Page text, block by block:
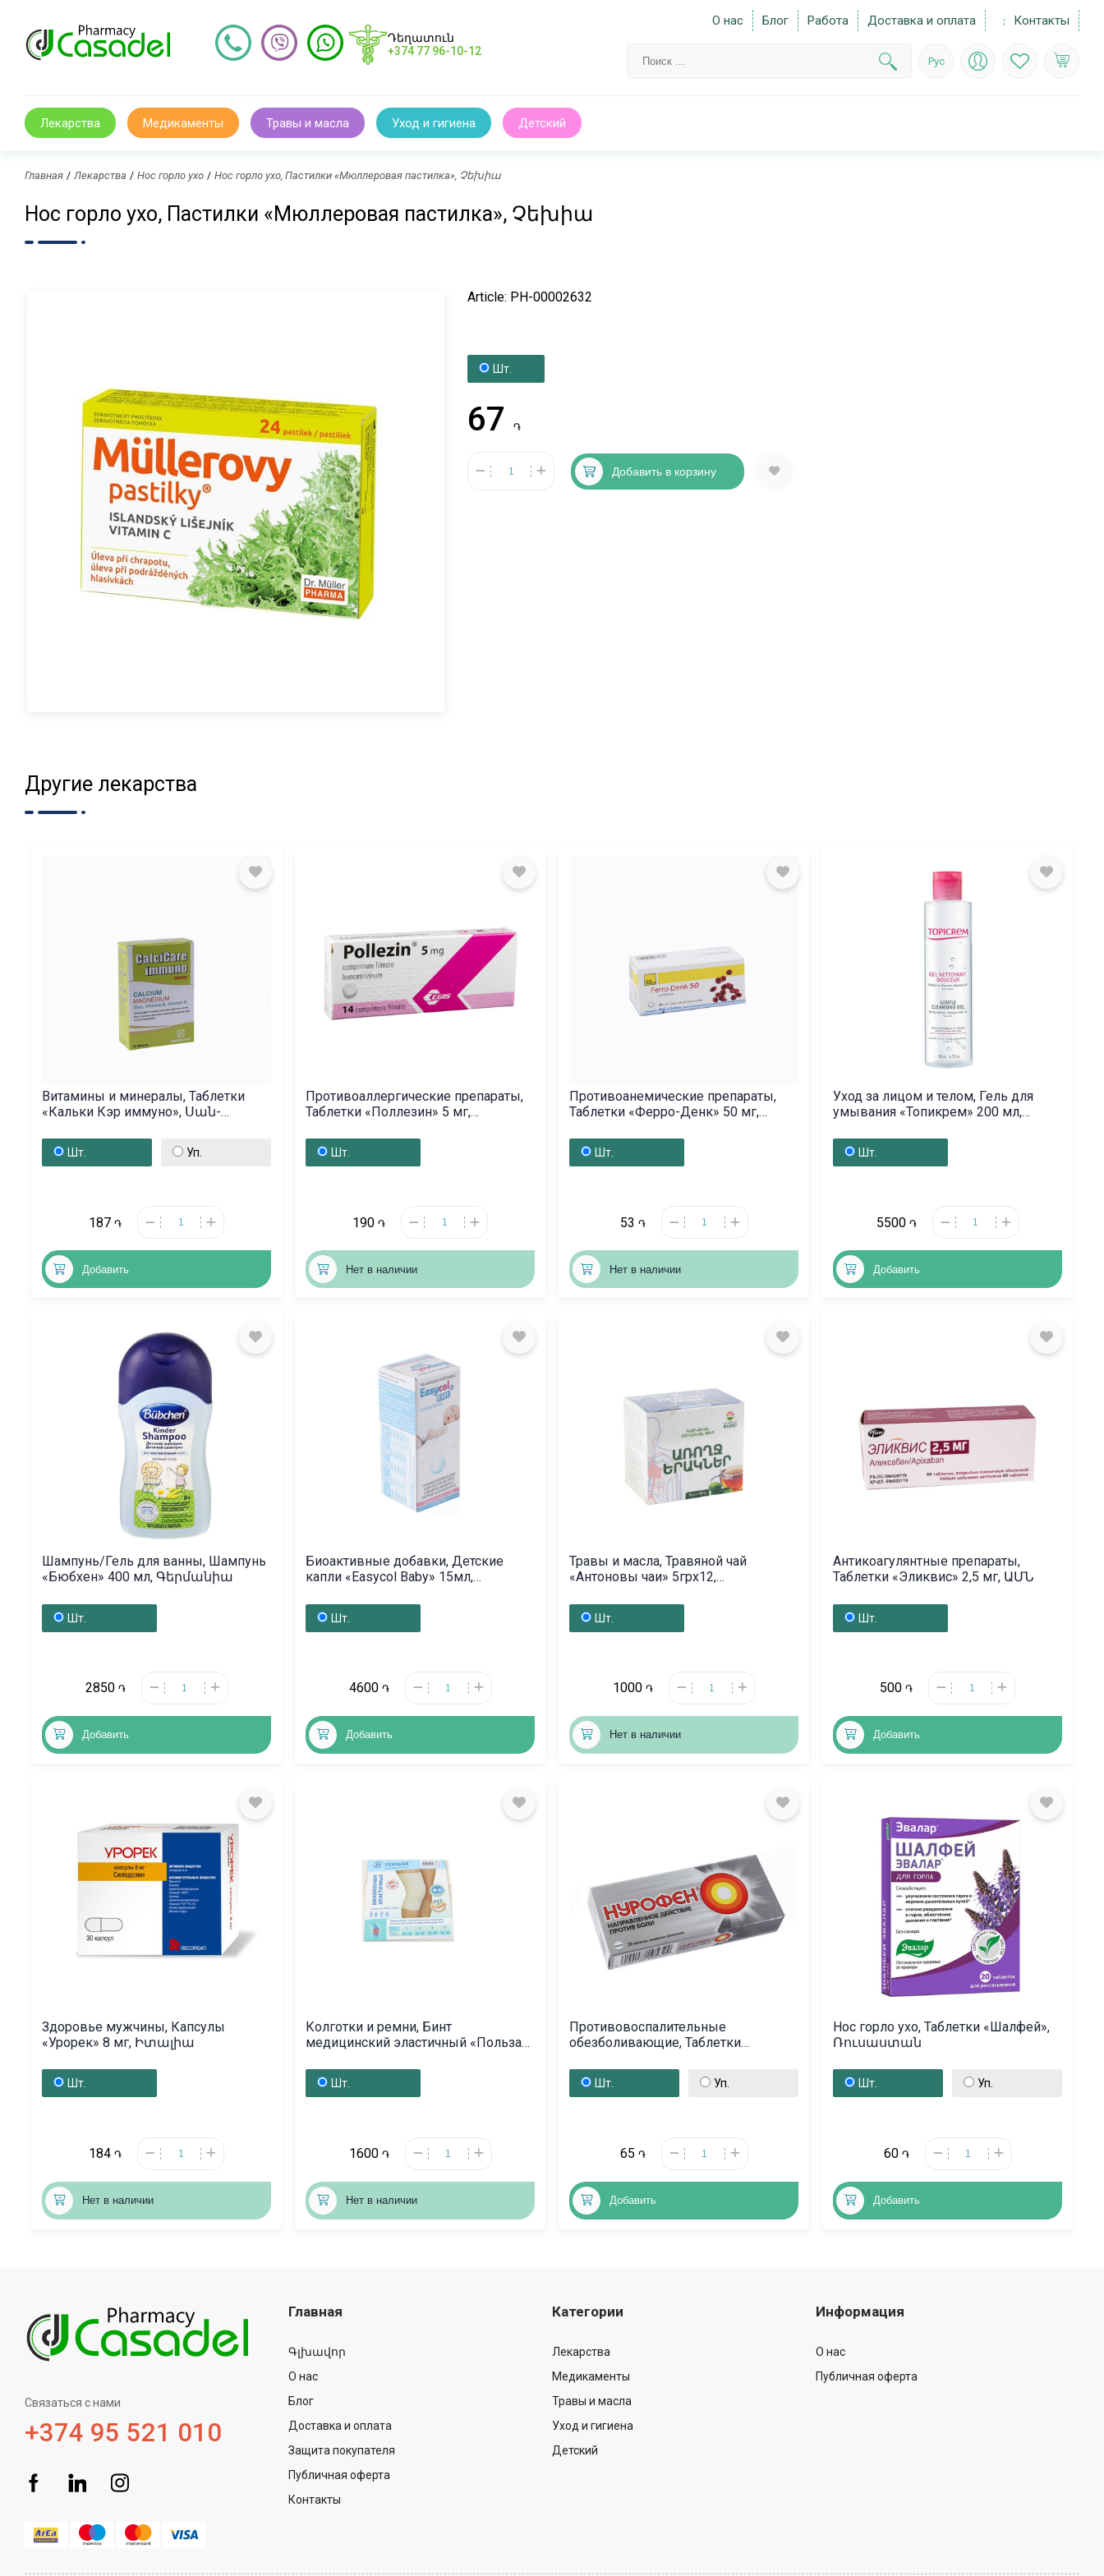
Դեղատուն
+374 77 96-10-12
О нас Блог Работа Доставка и оплата Контакты
Рус
Лекарства Медикаменты Травы и масла Уход и гигиена Детский
Главная Лекарства Нос горло ухо Нос горло ухо, Пастилки «Мюллеровая пастилка», Չեխիա
Нос горло ухо, Пастилки «Мюллеровая пастилка», Չեխիա
Article: PH-00002632
Шт.
67֏
Добавить в корзину
Другие лекарства
Витамины и минералы, Таблетки
«Кальки Кэр иммуно», Սան-
Шт. Уп.
187 ֏
Добавить
Противоаллергические препараты,
Таблетки «Поллезин» 5 мг,
Шт.
190 ֏
Нет в наличии
Противоанемические препараты,
Таблетки «Ферро-Денк» 50 мг,
Шт.
53 ֏
Нет в наличии
Уход за лицом и телом, Гель для
умывания «Топикрем» 200 мл,
Шт.
5500 ֏
Добавить
Шампунь/Гель для ванны, Шампунь
«Бюбхен» 400 мл, Գերմանիա
Шт.
2850 ֏
Добавить
Биоактивные добавки, Детские
капли «Easycol Baby» 15мл,
Шт.
4600 ֏
Добавить
Травы и масла, Травяной чай
«Антоновы чаи» 5грх12,
Шт.
1000 ֏
Нет в наличии
Антикоагулянтные препараты,
Таблетки «Эликвис» 2,5 мг, ԱՄՆ
Шт.
500 ֏
Добавить
Здоровье мужчины, Капсулы
«Урорек» 8 мг, Իտալիա
Шт.
184 ֏
Нет в наличии
Колготки и ремни, Бинт
медицинский эластичный «Польза»
Шт.
1600 ֏
Нет в наличии
Противовоспалительные
обезболивающие, Таблетки
Шт. Уп.
65 ֏
Добавить
Нос горло ухо, Таблетки «Шалфей»,
Ռուսաստան
Шт. Уп.
60 ֏
Добавить
Связаться с нами
+374 95 521 010
Главная
Գլխավոր
О нас
Блог
Доставка и оплата
Защита покупателя
Публичная оферта
Контакты
Категории
Лекарства
Медикаменты
Травы и масла
Уход и гигиена
Детский
Информация
О нас
Публичная оферта